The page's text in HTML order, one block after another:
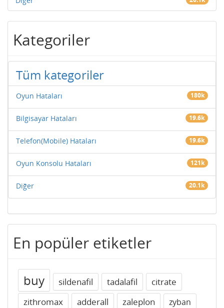
Kategoriler
Tüm kategoriler
Oyun Hataları 180k
Bilgisayar Hataları 19.6k
Telefon(Mobile) Hataları 19.6k
Oyun Konsolu Hataları 121k
Diğer 20.1k
En popüler etiketler
buy sildenafil tadalafil
citrate
zithromax
adderall zaleplon
zyban